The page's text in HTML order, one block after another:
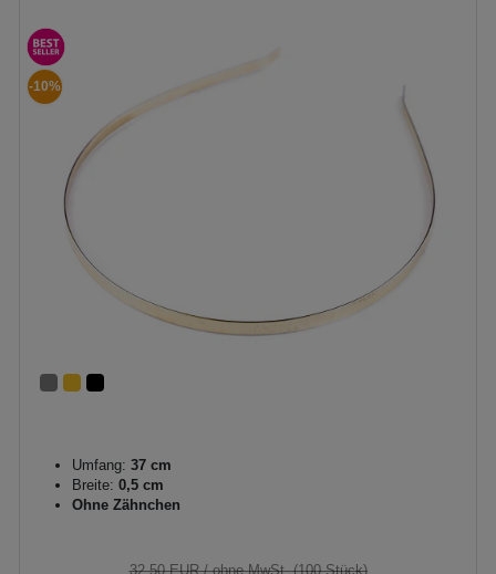
-10%
Umfang: 37 cm
Breite: 0,5 cm
Ohne Zähnchen
32,50 EUR/ ohne MwSt. (100 Stück)